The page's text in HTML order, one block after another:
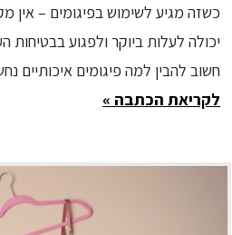
כשזה מגיע לשימוש בפיגומים – אין
יכולה לעלות ביוקר ולפגוע בבטיחות
חשוב להבין למה פיגומים איכותיים
לקריאת הכתבה »